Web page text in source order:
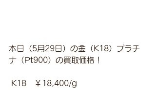
本日（5月29日）の金（K18）プラチ
ナ（Pt900）の買取価格！
K18　￥18,400/g